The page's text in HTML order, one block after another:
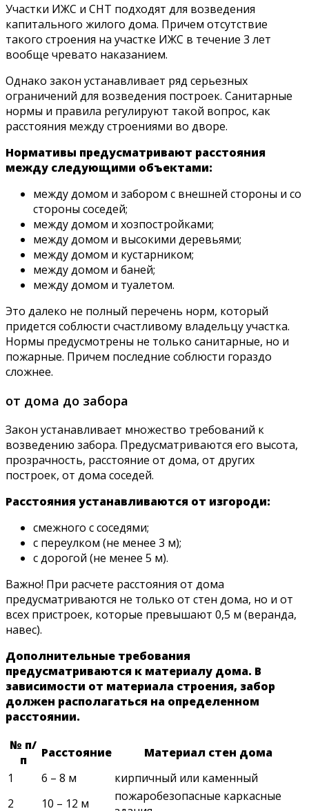
Участки ИЖС и СНТ подходят для возведения
капитального жилого дома. Причем отсутствие
такого строения на участке ИЖС в течение 3 лет
вообще чревато наказанием.
Однако закон устанавливает ряд серьезных
ограничений для возведения построек. Санитарные
нормы и правила регулируют такой вопрос, как
расстояния между строениями во дворе.
Нормативы предусматривают расстояния
между следующими объектами:
между домом и забором с внешней стороны и со
стороны соседей;
между домом и хозпостройками;
между домом и высокими деревьями;
между домом и кустарником;
между домом и баней;
между домом и туалетом.
Это далеко не полный перечень норм, который
придется соблюсти счастливому владельцу участка.
Нормы предусмотрены не только санитарные, но и
пожарные. Причем последние соблюсти гораздо
сложнее.
от дома до забора
Закон устанавливает множество требований к
возведению забора. Предусматриваются его высота,
прозрачность, расстояние от дома, от других
построек, от дома соседей.
Расстояния устанавливаются от изгороди:
смежного с соседями;
с переулком (не менее 3 м);
с дорогой (не менее 5 м).
Важно! При расчете расстояния от дома
предусматриваются не только от стен дома, но и от
всех пристроек, которые превышают 0,5 м (веранда,
навес).
Дополнительные требования
предусматриваются к материалу дома. В
зависимости от материала строения, забор
должен располагаться на определенном
расстоянии.
№ п/
п
Расстояние
Материал стен дома
1
6 – 8 м
кирпичный или каменный
2
10 – 12 м
пожаробезопасные каркасные